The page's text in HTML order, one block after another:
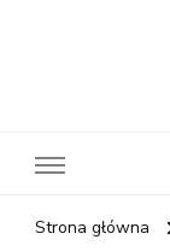
Strona główna